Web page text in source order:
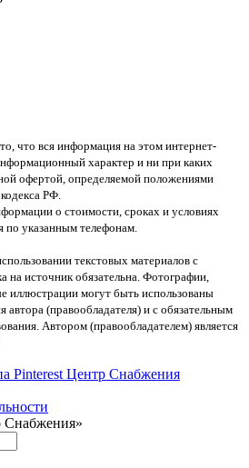
что вся информация на этом интернет-
характер и ни при каких
офертой, определяемой положениями
РФ.
о стоимости, сроках и условиях
по указанным телефонам.
текстовых материалов с
на источник обязательна. Фотографии,
иллюстрации могут быть использованы
автора (правообладателя) и с обязательным
Автором (правообладателем) является